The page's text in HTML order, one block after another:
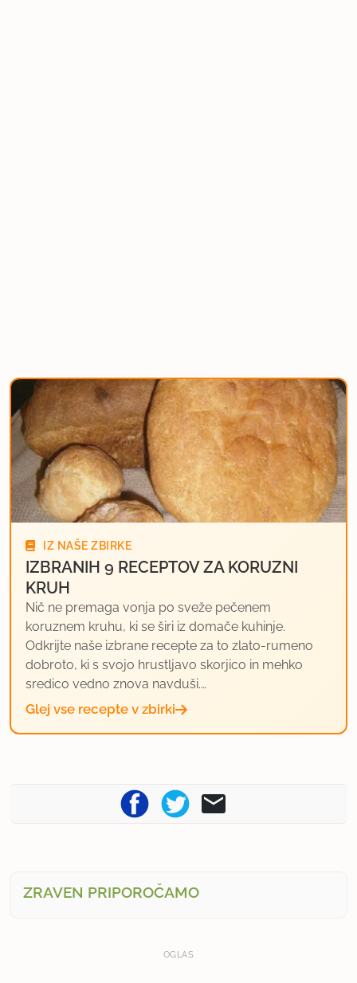
IZ NAŠE ZBIRKE
IZBRANIH 9 RECEPTOV ZA KORUZNI
KRUH
Nič ne premaga vonja po sveže pečenem
koruznem kruhu, ki se širi iz domače kuhinje.
Odkrijte naše izbrane recepte za to zlato-rumeno
dobroto, ki s svojo hrustljavo skorjico in mehko
sredico vedno znova navduši.…
Glej vse recepte v zbirki
ZRAVEN PRIPOROČAMO
OGLAS